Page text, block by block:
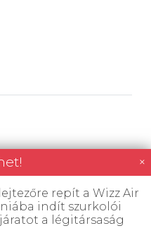
×
repít a Wizz Air
indít szurkolói
a légitársaság